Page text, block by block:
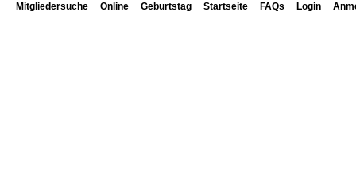
Mitgliedersuche Online Geburtstag Startseite FAQs Login